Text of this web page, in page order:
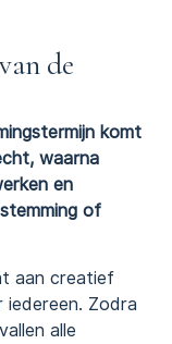
de
komt
waarna
en
of
aan creatief
iedereen. Zodra
alle